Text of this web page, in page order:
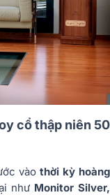
cổ thập niên 50
vàothời kỳ hoàng
như Monitor Silver,